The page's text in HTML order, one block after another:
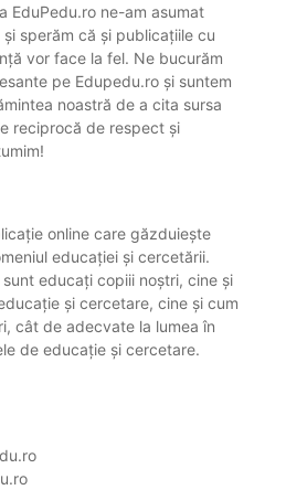
EduPedu.ro ne-am asumat
sperăm că și publicațiile cu
vor face la fel. Ne bucurăm
pe Edupedu.ro și suntem
noastră de a cita sursa
reciprocă de respect și
online care găzduiește
educației și cercetării.
educați copiii noștri, cine și
și cercetare, cine și cum
cât de adecvate la lumea în
de educație și cercetare.